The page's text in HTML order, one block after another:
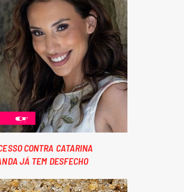
CONTRA CATARINA
JÁ TEM DESFECHO